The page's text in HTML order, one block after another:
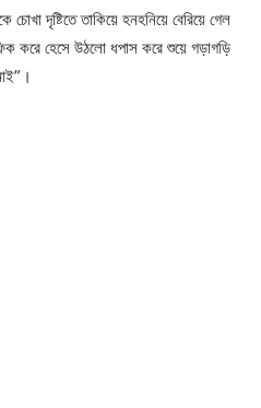
দৃষ্টিতে তাকিয়ে হনহনিয়ে বেরিয়ে গেল
করে হেসে উঠলো ধপাস করে শুয়ে গড়াগড়ি